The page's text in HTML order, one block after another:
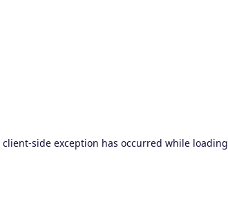
client-side exception has occurred while loading